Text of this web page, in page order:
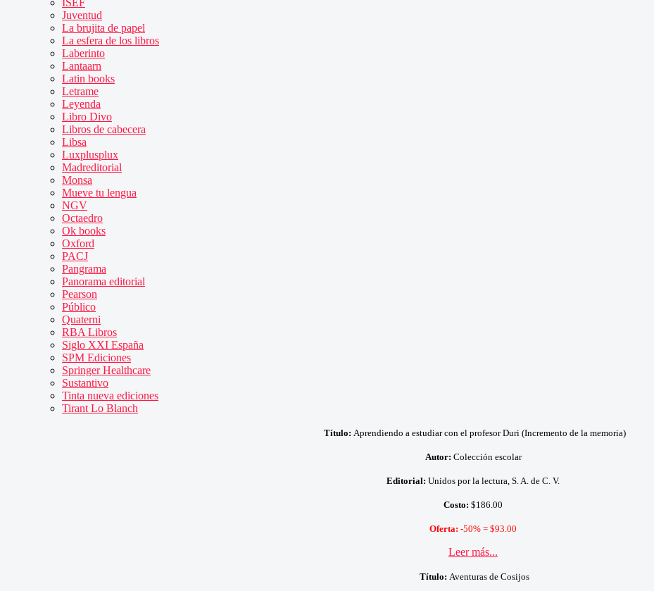
ISEF
Juventud
La brujita de papel
La esfera de los libros
Laberinto
Lantaarn
Latin books
Letrame
Leyenda
Libro Divo
Libros de cabecera
Libsa
Luxplusplux
Madreditorial
Monsa
Mueve tu lengua
NGV
Octaedro
Ok books
Oxford
PACJ
Pangrama
Panorama editorial
Pearson
Público
Quaterni
RBA Libros
Siglo XXI España
SPM Ediciones
Springer Healthcare
Sustantivo
Tinta nueva ediciones
Tirant Lo Blanch
Título: Aprendiendo a estudiar con el profesor Duri (Incremento de la memoria)
Autor: Colección escolar
Editorial: Unidos por la lectura, S. A. de C. V.
Costo: $186.00
Oferta: -50% = $93.00
Leer más...
Título: Aventuras de Cosijos